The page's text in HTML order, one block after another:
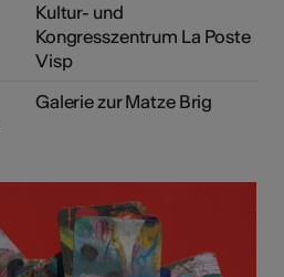
Kultur- und
Kongresszentrum La Poste
Visp
Galerie zur Matze Brig